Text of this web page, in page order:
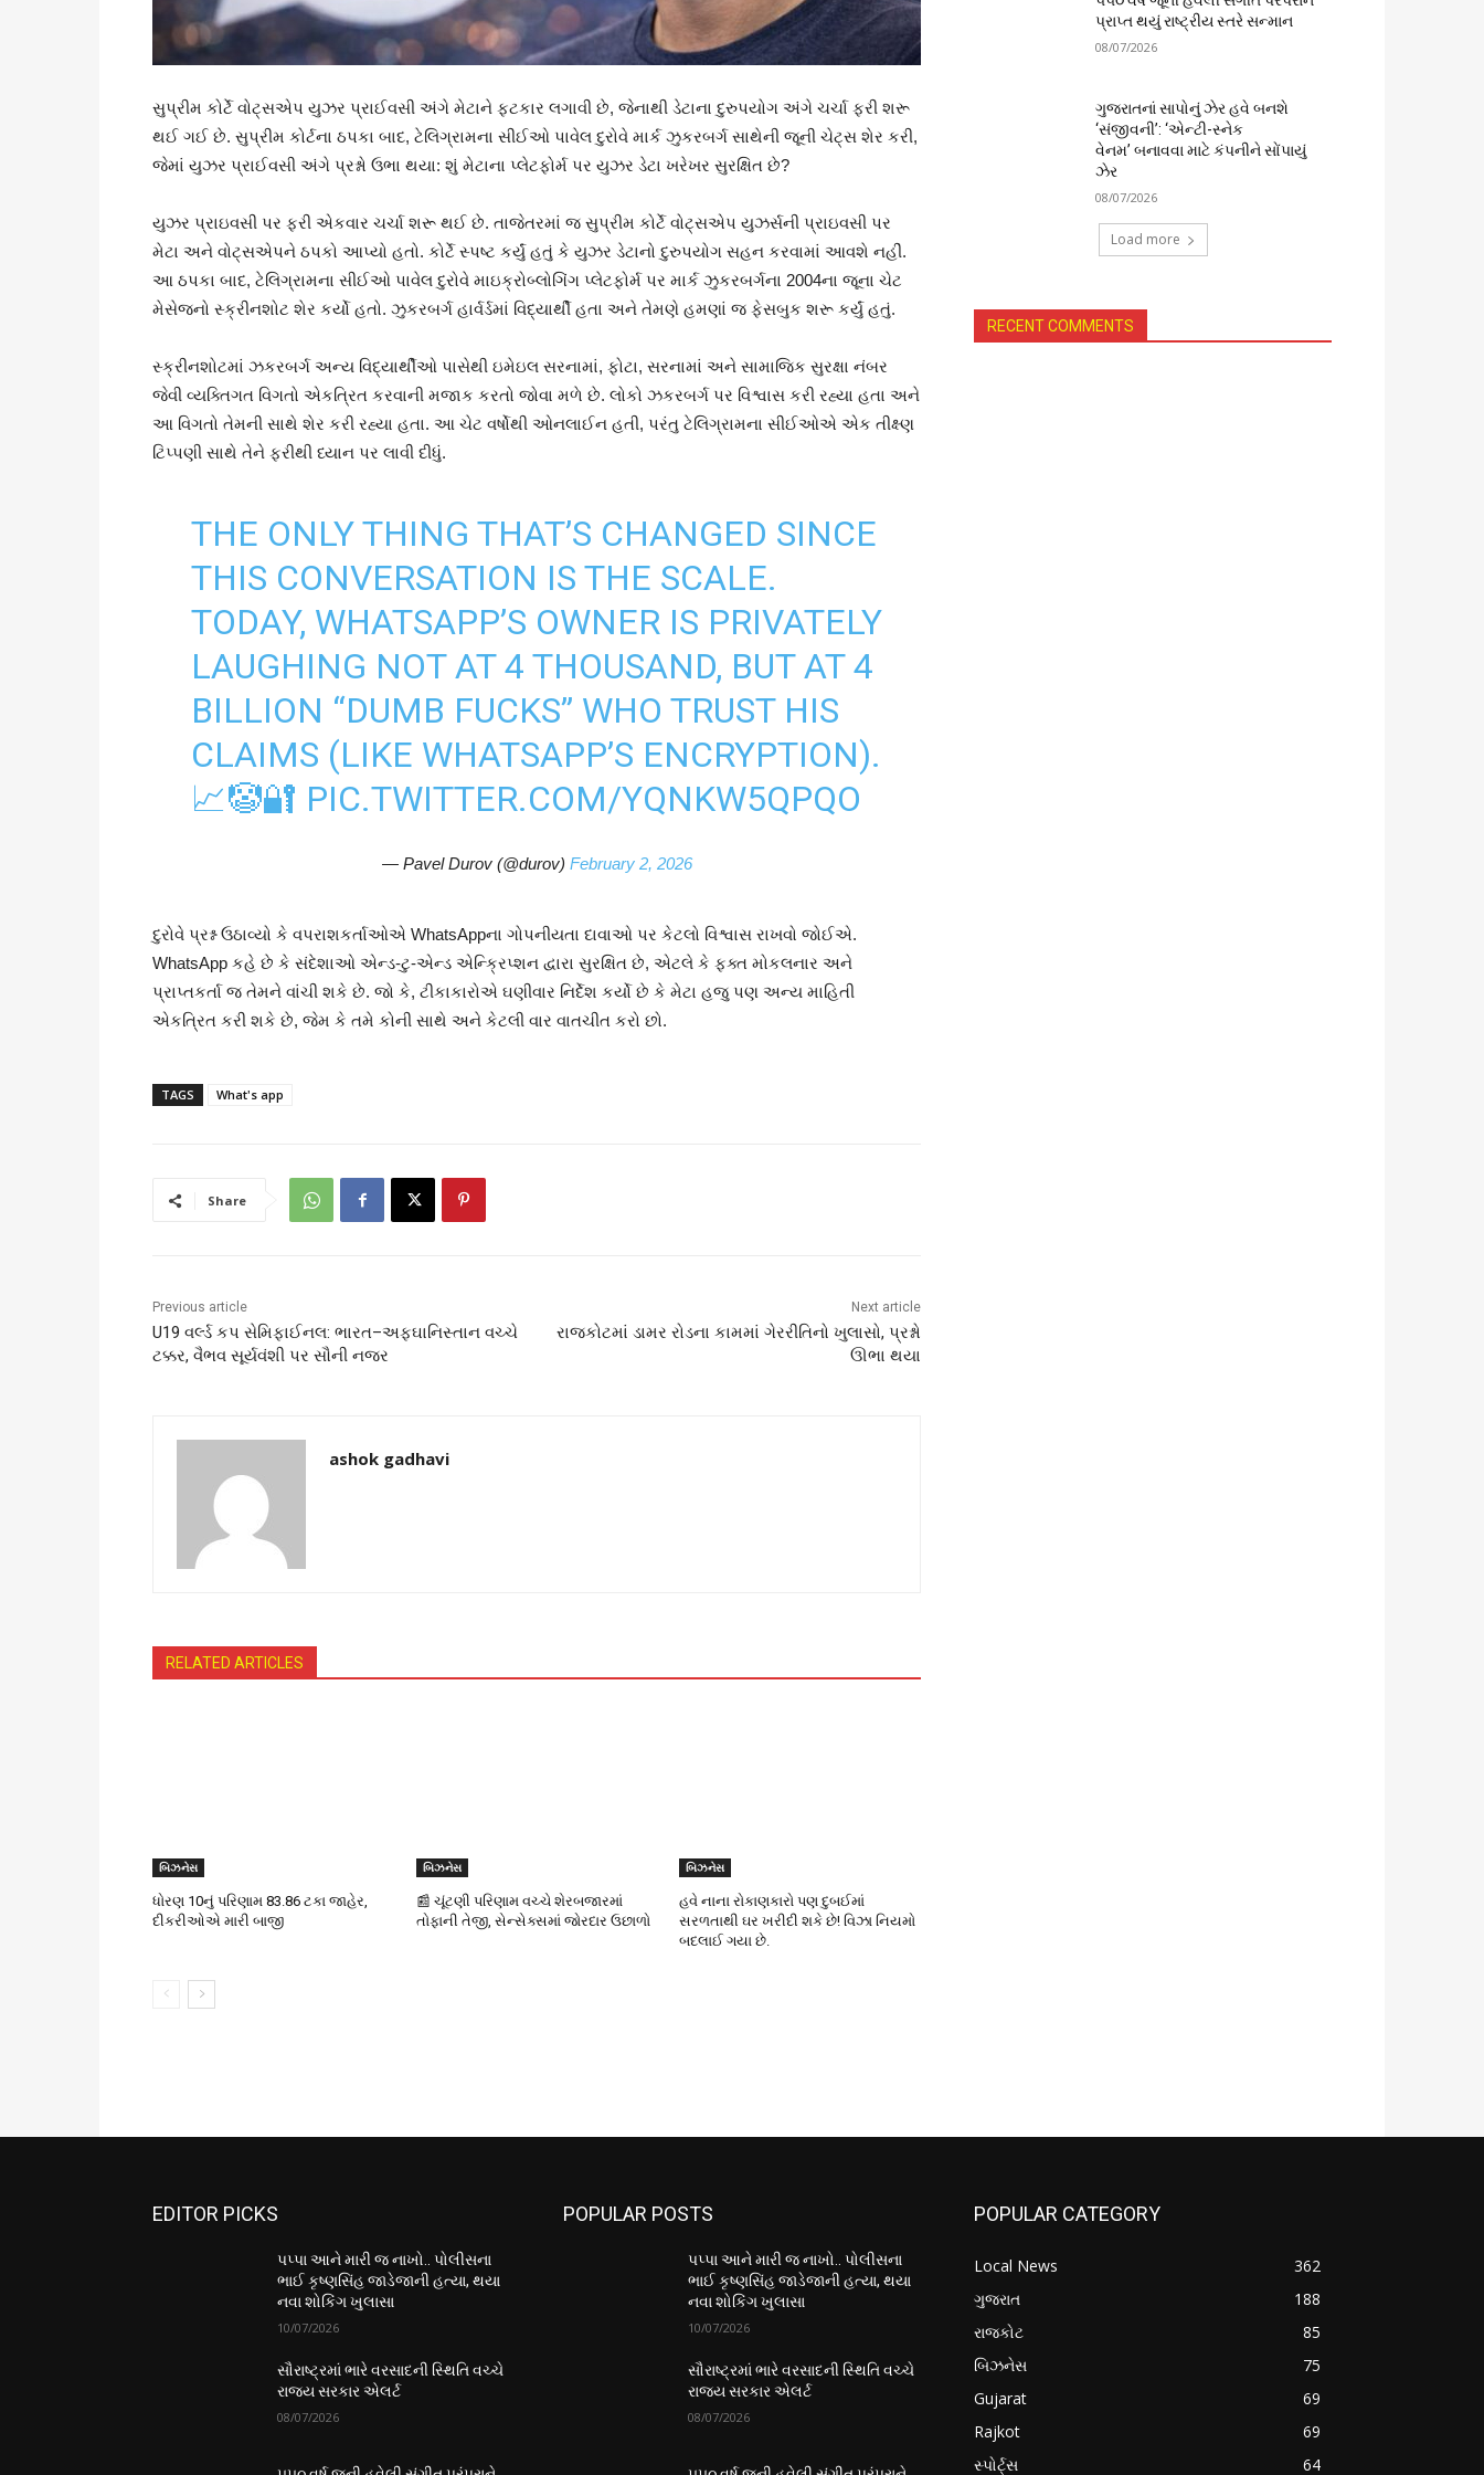
સુપ્રીમ કોર્ટે વોટ્સએપ યુઝર પ્રાઈવસી અંગે મેટાને ફટકાર લગાવી છે, જેનાથી ડેટાના દુરુપયોગ અંગે ચર્ચા ફરી શરૂ
થઈ ગઈ છે. સુપ્રીમ કોર્ટના ઠપકા બાદ, ટેલિગ્રામના સીઈઓ પાવેલ દુરોવે માર્ક ઝુકરબર્ગ સાથેની જૂની ચેટ્સ શેર કરી,
જેમાં યુઝર પ્રાઈવસી અંગે પ્રશ્નો ઉભા થયા: શું મેટાના પ્લેટફોર્મ પર યુઝર ડેટા ખરેખર સુરક્ષિત છે?
યુઝર પ્રાઇવસી પર ફરી એકવાર ચર્ચા શરૂ થઈ છે. તાજેતરમાં જ સુપ્રીમ કોર્ટે વોટ્સએપ યુઝર્સની પ્રાઇવસી પર
મેટા અને વોટ્સએપને ઠપકો આપ્યો હતો. કોર્ટે સ્પષ્ટ કર્યું હતું કે યુઝર ડેટાનો દુરુપયોગ સહન કરવામાં આવશે નહીં.
આ ઠપકા બાદ, ટેલિગ્રામના સીઈઓ પાવેલ દુરોવે માઇક્રોબ્લોગિંગ પ્લેટફોર્મ પર માર્ક ઝુકરબર્ગના 2004ના જૂના ચેટ
મેસેજનો સ્ક્રીનશોટ શેર કર્યો હતો. ઝુકરબર્ગ હાર્વર્ડમાં વિદ્યાર્થી હતા અને તેમણે હમણાં જ ફેસબુક શરૂ કર્યું હતું.
સ્ક્રીનશોટમાં ઝકરબર્ગ અન્ય વિદ્યાર્થીઓ પાસેથી ઇમેઇલ સરનામાં, ફોટા, સરનામાં અને સામાજિક સુરક્ષા નંબર
જેવી વ્યક્તિગત વિગતો એકત્રિત કરવાની મજાક કરતો જોવા મળે છે. લોકો ઝકરબર્ગ પર વિશ્વાસ કરી રહ્યા હતા અને
આ વિગતો તેમની સાથે શેર કરી રહ્યા હતા. આ ચેટ વર્ષોથી ઓનલાઈન હતી, પરંતુ ટેલિગ્રામના સીઈઓએ એક તીક્ષ્ણ
ટિપ્પણી સાથે તેને ફરીથી ધ્યાન પર લાવી દીધું.
THE ONLY THING THAT’S CHANGED SINCE
THIS CONVERSATION IS THE SCALE.
TODAY, WHATSAPP’S OWNER IS PRIVATELY
LAUGHING NOT AT 4 THOUSAND, BUT AT 4
BILLION “DUMB FUCKS” WHO TRUST HIS
CLAIMS (LIKE WHATSAPP’S ENCRYPTION).
📈🤡🔐 PIC.TWITTER.COM/YQNKW5QPQO
— Pavel Durov (@durov) February 2, 2026
દુરોવે પ્રશ્ન ઉઠાવ્યો કે વપરાશકર્તાઓએ WhatsAppના ગોપનીયતા દાવાઓ પર કેટલો વિશ્વાસ રાખવો જોઈએ.
WhatsApp કહે છે કે સંદેશાઓ એન્ડ-ટુ-એન્ડ એન્ક્રિપ્શન દ્વારા સુરક્ષિત છે, એટલે કે ફક્ત મોકલનાર અને
પ્રાપ્તકર્તા જ તેમને વાંચી શકે છે. જો કે, ટીકાકારોએ ઘણીવાર નિર્દેશ કર્યો છે કે મેટા હજુ પણ અન્ય માહિતી
એકત્રિત કરી શકે છે, જેમ કે તમે કોની સાથે અને કેટલી વાર વાતચીત કરો છો.
TAGS What's app
Share
Previous article
U19 વર્લ્ડ કપ સેમિફાઈનલ: ભારત–અફઘાનિસ્તાન વચ્ચે
ટક્કર, વૈભવ સૂર્યવંશી પર સૌની નજર
Next article
રાજકોટમાં ડામર રોડના કામમાં ગેરરીતિનો ખુલાસો, પ્રશ્નો
ઊભા થયા
ashok gadhavi
RELATED ARTICLES
બિઝનેસ
ધોરણ 10નું પરિણામ 83.86 ટકા જાહેર,
દીકરીઓએ મારી બાજી
બિઝનેસ
📰 ચૂંટણી પરિણામ વચ્ચે શેરબજારમાં
તોફાની તેજી, સેન્સેક્સમાં જોરદાર ઉછાળો
બિઝનેસ
હવે નાના રોકાણકારો પણ દુબઈમાં
સરળતાથી ઘર ખરીદી શકે છે! વિઝા નિયમો
બદલાઈ ગયા છે.
પ્રાપ્ત થયું રાષ્ટ્રીય સ્તરે સન્માન
08/07/2026
ગુજરાતનાં સાપોનું ઝેર હવે બનશે
‘સંજીવની’: ‘એન્ટી-સ્નેક
વેનમ’ બનાવવા માટે કંપનીને સોંપાયું
ઝેર
08/07/2026
Load more
RECENT COMMENTS
EDITOR PICKS
પપ્પા આને મારી જ નાખો.. પોલીસના
ભાઈ કૃષ્ણસિંહ જાડેજાની હત્યા, થયા
નવા શોકિંગ ખુલાસા
10/07/2026
સૌરાષ્ટ્રમાં ભારે વરસાદની સ્થિતિ વચ્ચે
રાજ્ય સરકાર એલર્ટ
08/07/2026
POPULAR POSTS
પપ્પા આને મારી જ નાખો.. પોલીસના
ભાઈ કૃષ્ણસિંહ જાડેજાની હત્યા, થયા
નવા શોકિંગ ખુલાસા
10/07/2026
સૌરાષ્ટ્રમાં ભારે વરસાદની સ્થિતિ વચ્ચે
રાજ્ય સરકાર એલર્ટ
08/07/2026
POPULAR CATEGORY
Local News
362
ગુજરાત
188
રાજકોટ
85
બિઝનેસ
75
Gujarat
69
Rajkot
69
સ્પોર્ટ્સ
64